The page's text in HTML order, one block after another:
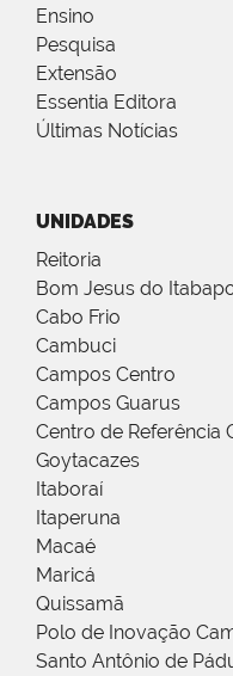
Ensino
Pesquisa
Extensão
Essentia Editora
Últimas Notícias
UNIDADES
Reitoria
Bom Jesus do
Cabo Frio
Cambuci
Campos Centro
Campos Guarus
Centro de Referência
Goytacazes
Itaboraí
Itaperuna
Macaé
Maricá
Quissamã
Polo de Inovação
Santo Antônio de